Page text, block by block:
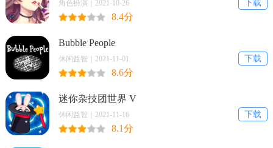
下载
角色扮演｜2021-10-26
8.4分
Bubble People
下载
休闲益智｜2021-11-01
8.6分
迷你杂技团世界 V
下载
休闲益智｜2021-11-16
8.1分